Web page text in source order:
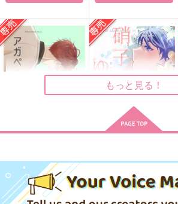
ねこにけだもの
麦わらかいと
629円 （税込）
サンプル
ここにいない
礼賛午前二時
315円（税込）
ミスラ×ルチル
サンプル
作品詳細
Ultra Beige
専売 472円 （税込）
魔法使いの約束
いつかのかみさま
専売 787円（税込）
もっと見る！